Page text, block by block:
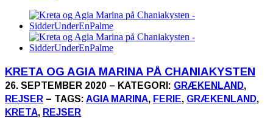
KRETA OG AGIA MARINA PÅ CHANIAKYSTEN
26. SEPTEMBER 2020 – KATEGORI: GRÆKENLAND,
REJSER – TAGS: AGIA MARINA, FERIE, GRÆKENLAND,
KRETA, REJSER